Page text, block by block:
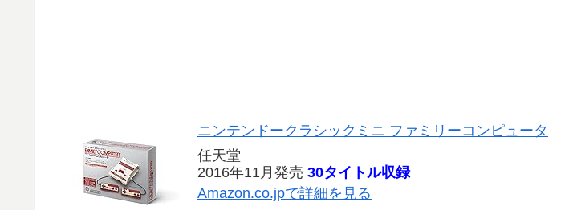
ニンテンドークラシックミニ ファミリーコンピュータ
任天堂
2016年11月発売 30タイトル収録
Amazon.co.jpで詳細を見る